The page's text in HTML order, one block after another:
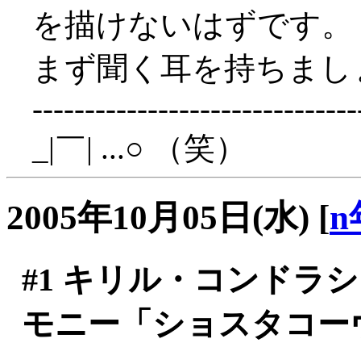
を描けないはずです。
まず聞く耳を持ちま
_|￣| ...○ （笑）
2005年10月05日(水) [n
#1 キリル・コンドラ
モニー「ショスタコ